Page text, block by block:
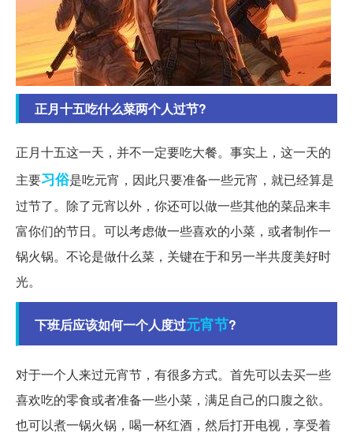
正月十五吃什么菜两个人过节?
正月十五这一天，并不一定要吃大餐。事实上，这一天的
主要习俗是吃元宵，因此只要准备一些元宵，就已经算是
过节了。除了元宵以外，你还可以做一些其他的菜品来丰
富你们的节日。可以考虑做一些喜欢的小菜，或者制作一
锅火锅。不论是做什么菜，关键在于和另一半共度美好时
光。
下班后应该如何一个人度过元宵节?
对于一个人来过元宵节，有很多方式。首先可以去买一些
喜欢吃的零食或者准备一些小菜，满足自己的口腹之欲。
也可以煮一锅火锅，喝一杯红酒，然后打开电视，享受着